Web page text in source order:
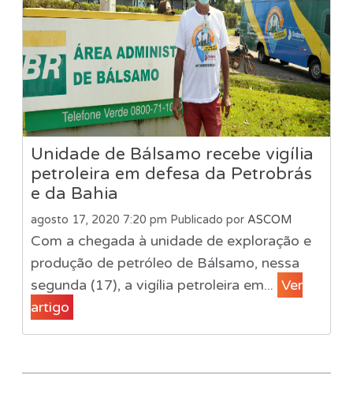
Unidade de Bálsamo recebe vigília
petroleira em defesa da Petrobrás
e da Bahia
agosto 17, 2020 7:20 pm Publicado por ASCOM
Com a chegada à unidade de exploração e
produção de petróleo de Bálsamo, nessa
segunda (17), a vigília petroleira em... Ver
artigo